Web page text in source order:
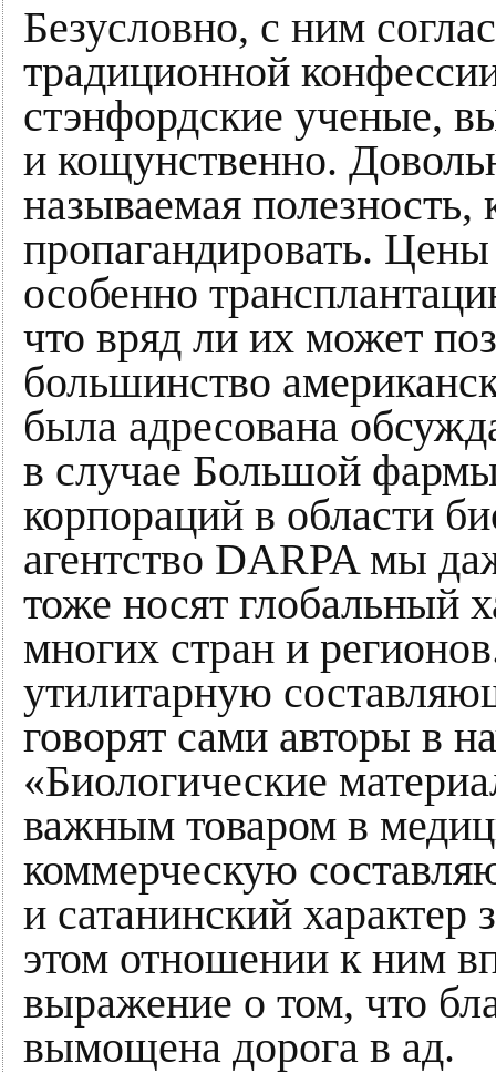
Безусловно, с ним
традиционной
стэнфордские ученые,
и кощунственно.
называемая
пропагандировать.
особенно
что вряд ли их может
большинство
была адресована
в случае Большой
корпораций в области
агентство DARPA мы
тоже носят глобальный
многих стран и
утилитарную
говорят сами авторы в
«Биологические
важным товаром в
коммерческую
и сатанинский
этом отношении к ним
выражение о том, что
вымощена дорога в ад.